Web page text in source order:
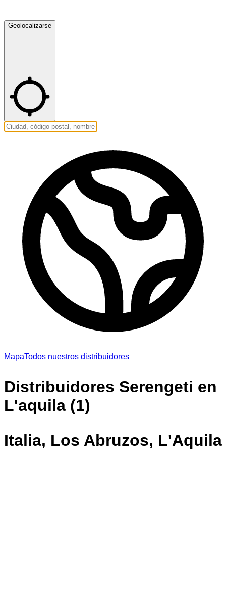
Geolocalizarse
MapaTodos nuestros distribuidores
Distribuidores Serengeti en
L'aquila (1)
Italia, Los Abruzos, L'Aquila